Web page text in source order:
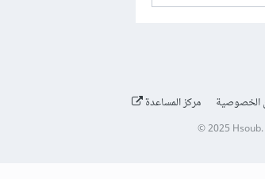
الخصوصية مركز المساعدة
© 2025 Hsoub.